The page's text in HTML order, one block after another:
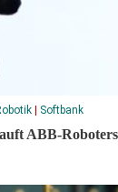
Softbank
ABB-